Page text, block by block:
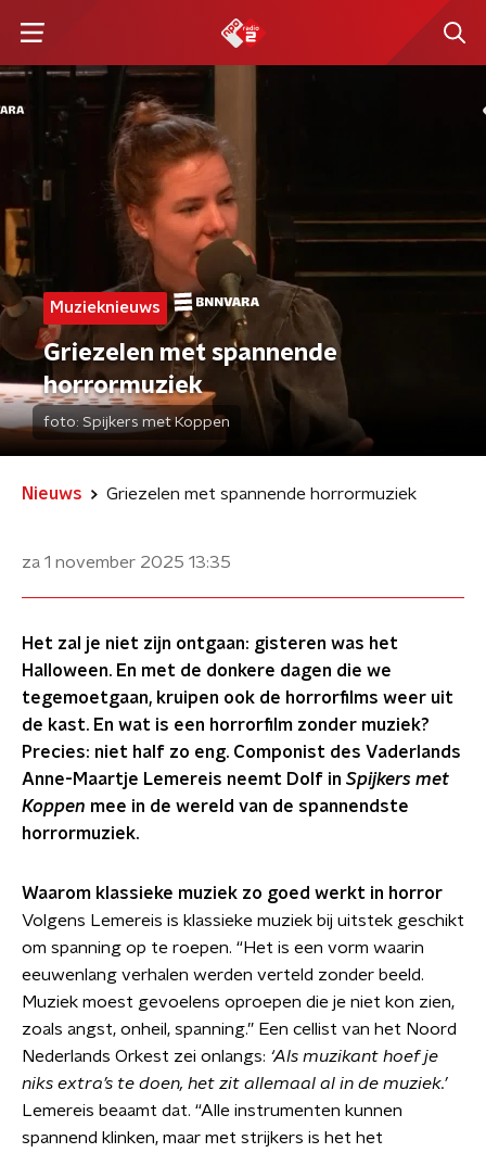
Muzieknieuws
Griezelen met spannende
horrormuziek
foto: Spijkers met Koppen
Nieuws Griezelen met spannende horrormuziek
za 1 november 2025 13:35
Het zal je niet zijn ontgaan: gisteren was het
Halloween. En met de donkere dagen die we
tegemoetgaan, kruipen ook de horrorfilms weer uit
de kast. En wat is een horrorfilm zonder muziek?
Precies: niet half zo eng. Componist des Vaderlands
Anne-Maartje Lemereis neemt Dolf in Spijkers met
Koppen mee in de wereld van de spannendste
horrormuziek.
Waarom klassieke muziek zo goed werkt in horror
Volgens Lemereis is klassieke muziek bij uitstek geschikt
om spanning op te roepen. “Het is een vorm waarin
eeuwenlang verhalen werden verteld zonder beeld.
Muziek moest gevoelens oproepen die je niet kon zien,
zoals angst, onheil, spanning.” Een cellist van het Noord
Nederlands Orkest zei onlangs: ‘Als muzikant hoef je
niks extra’s te doen, het zit allemaal al in de muziek.’
Lemereis beaamt dat. “Alle instrumenten kunnen
spannend klinken, maar met strijkers is het het